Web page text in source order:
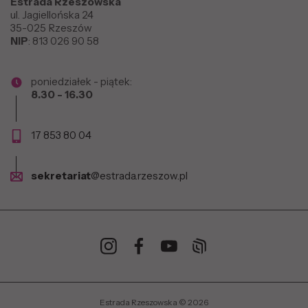
ul. Jagiellońska 24
35-025 Rzeszów
NIP: 813 026 90 58
poniedziałek - piątek:
8.30 - 16.30
17 853 80 04
sekretariat@estrada.rzeszow.pl
Estrada Rzeszowska © 2026